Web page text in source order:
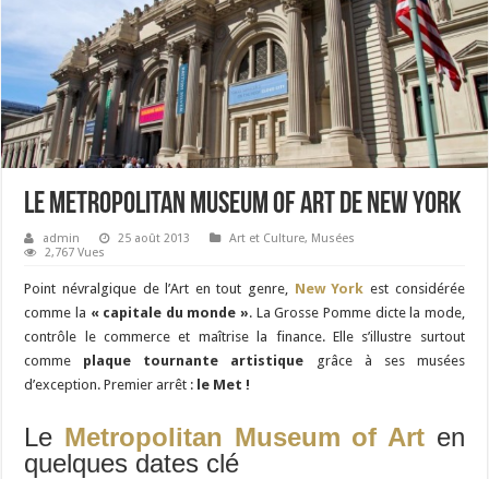
Le Metropolitan Museum of Art de New York
admin 25 août 2013 Art et Culture, Musées
2,767 Vues
Point névralgique de l’Art en tout genre, New York est considérée
comme la « capitale du monde ». La Grosse Pomme dicte la mode,
contrôle le commerce et maîtrise la finance. Elle s’illustre surtout
comme plaque tournante artistique grâce à ses musées
d’exception. Premier arrêt : le Met !
Le Metropolitan Museum of Art en
quelques dates clé